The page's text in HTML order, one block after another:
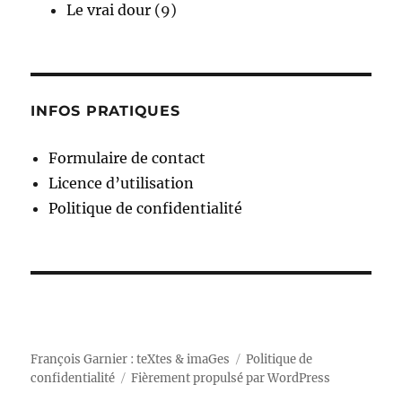
Le vrai dour (9)
INFOS PRATIQUES
Formulaire de contact
Licence d’utilisation
Politique de confidentialité
François Garnier : teXtes & imaGes
Politique de
confidentialité
Fièrement propulsé par WordPress